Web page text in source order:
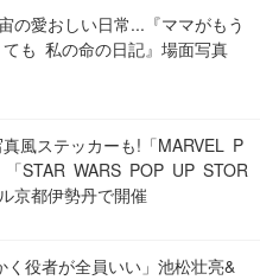
の愛おしい日常...『ママがもう
ても 私の命の日記』場面写真
風ステッカーも!「MARVEL P
STAR WARS POP UP STOR
京都伊勢丹で開催
く役者が全員いい」池松壮亮&